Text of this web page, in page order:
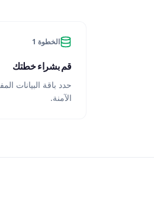
الخطوة 1
قم بشراء خطتك
حدد باقة البيانات
الآمنة.